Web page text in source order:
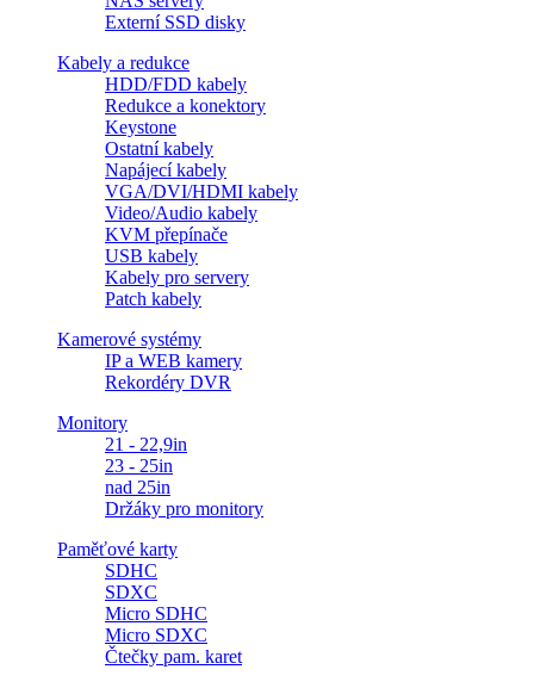
Externí SSD disky
Kabely a redukce
HDD/FDD kabely
Redukce a konektory
Keystone
Ostatní kabely
Napájecí kabely
VGA/DVI/HDMI kabely
Video/Audio kabely
KVM přepínače
USB kabely
Kabely pro servery
Patch kabely
Kamerové systémy
IP a WEB kamery
Rekordéry DVR
Monitory
21 - 22,9in
23 - 25in
nad 25in
Držáky pro monitory
Paměťové karty
SDHC
SDXC
Micro SDHC
Micro SDXC
Čtečky pam. karet